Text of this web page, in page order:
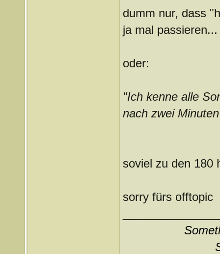
dumm nur, dass
ja mal passieren...
oder:
"Ich kenne alle
nach zwei
soviel zu den 180
sorry fürs offtopic